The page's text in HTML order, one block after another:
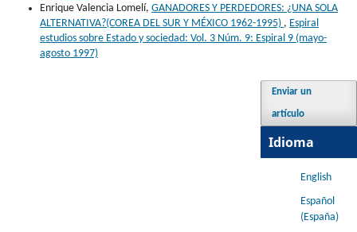
Enrique Valencia Lomelí, GANADORES Y PERDEDORES: ¿UNA SOLA
ALTERNATIVA?(COREA DEL SUR Y MÉXICO 1962-1995) , Espiral
estudios sobre Estado y sociedad: Vol. 3 Núm. 9: Espiral 9 (mayo-
agosto 1997)
Enviar un
artículo
Idioma
English
Español
(España)